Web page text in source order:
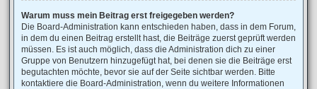
Warum muss mein Beitrag erst freigegeben werden?
Die Board-Administration kann entschieden haben, dass in dem Forum,
in dem du einen Beitrag erstellt hast, die Beiträge zuerst geprüft werden
müssen. Es ist auch möglich, dass die Administration dich zu einer
Gruppe von Benutzern hinzugefügt hat, bei denen sie die Beiträge erst
begutachten möchte, bevor sie auf der Seite sichtbar werden. Bitte
kontaktiere die Board-Administration, wenn du weitere Informationen